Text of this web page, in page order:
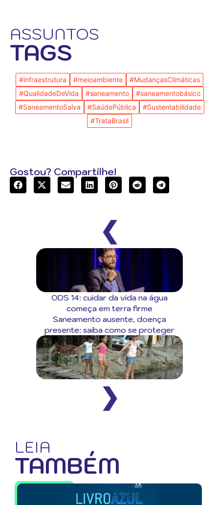
ASSUNTOS
TAGS
#infraestrutura #meioambiente
#MudançasClimáticas
#QualidadeDeVida
#saneamento
#saneamentobásico
#SaneamentoSalva
#SaúdePública
#Sustentabilidade
#TrataBrasil
Gostou? Compartilhe!
❮
ODS 14: cuidar da vida na água
começa em terra firme
Saneamento ausente, doença
presente: saiba como se proteger
❯
LEIA
TAMBÉM